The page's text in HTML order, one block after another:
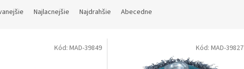
Najlacnejšie Najdrahšie Abecedne
Kód: MAD-39849 Kód: MAD-39827